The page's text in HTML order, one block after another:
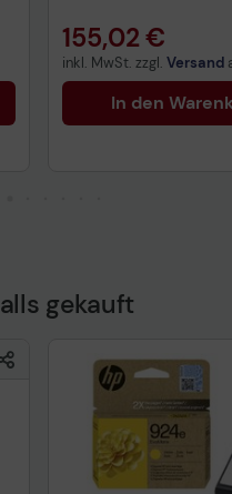
155,02 €
inkl. MwSt. zzgl. Versand
In den
gekauft